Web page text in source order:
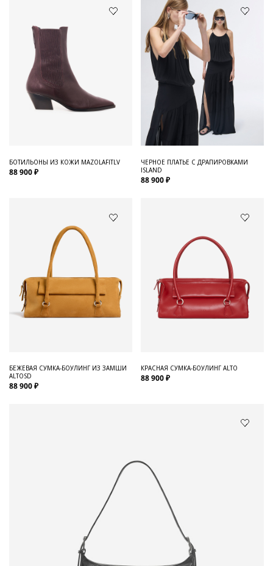
БОТИЛЬОНЫ ИЗ КОЖИ MAZOLAFITLV
88 900 ₽
ЧЕРНОЕ ПЛАТЬЕ С ДРАПИРОВКАМИ
ISLAND
88 900 ₽
БЕЖЕВАЯ СУМКА-БОУЛИНГ ИЗ ЗАМШИ
ALTOSD
88 900 ₽
КРАСНАЯ СУМКА-БОУЛИНГ ALTO
88 900 ₽